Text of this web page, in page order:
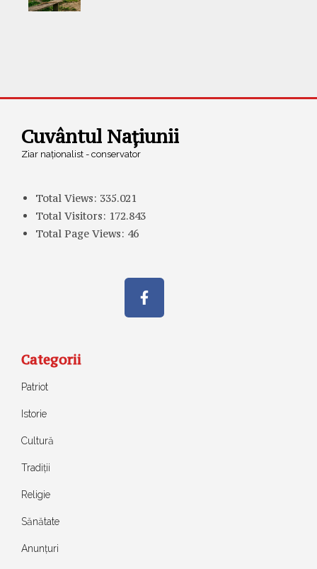
Cuvântul Națiunii
Ziar naționalist - conservator
Total Views: 335.021
Total Visitors: 172.843
Total Page Views: 46
Categorii
Patriot
Istorie
Cultură
Tradiții
Religie
Sănătate
Anunțuri